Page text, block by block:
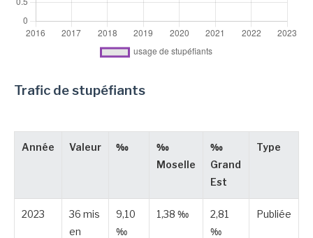
Trafic de stupéfiants
Année Valeur ‰
‰
Moselle
‰
Grand
Est
Type
2023
36 mis
en
9,10
‰
1,38 ‰
2,81
‰
Publiée